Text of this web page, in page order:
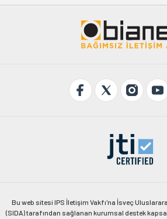
Bu web sitesi IPS İletişim Vakfı'na İsveç
(SIDA) tarafından sağlanan kurumsal destek